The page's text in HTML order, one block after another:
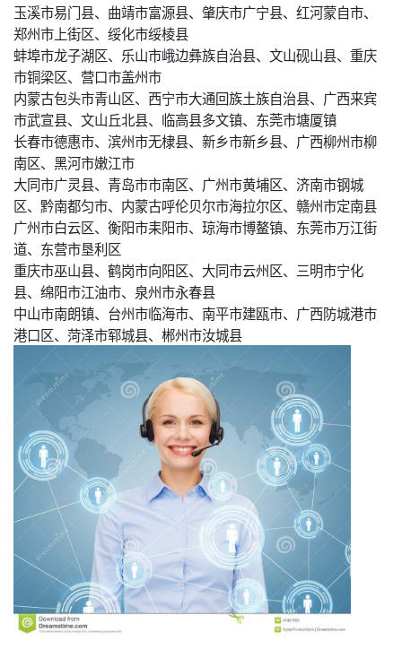
玉溪市易门县、曲靖市富源县、肇庆市广宁县、红河蒙自市、
郑州市上街区、绥化市绥棱县
蚌埠市龙子湖区、乐山市峨边彝族自治县、文山砚山县、重庆
市铜梁区、营口市盖州市
内蒙古包头市青山区、西宁市大通回族土族自治县、广西来宾
市武宣县、文山丘北县、临高县多文镇、东莞市塘厦镇
长春市德惠市、滨州市无棣县、新乡市新乡县、广西柳州市柳
南区、黑河市嫩江市
大同市广灵县、青岛市市南区、广州市黄埔区、济南市钢城
区、黔南都匀市、内蒙古呼伦贝尔市海拉尔区、赣州市定南县
广州市白云区、衡阳市耒阳市、琼海市博鳌镇、东莞市万江街
道、东营市垦利区
重庆市巫山县、鹤岗市向阳区、大同市云州区、三明市宁化
县、绵阳市江油市、泉州市永春县
中山市南朗镇、台州市临海市、南平市建瓯市、广西防城港市
港口区、菏泽市郓城县、郴州市汝城县